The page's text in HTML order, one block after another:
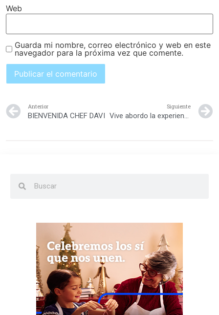
Web
Guarda mi nombre, correo electrónico y web en este
navegador para la próxima vez que comente.
Anterior
BIENVENIDA CHEF DAVI
Siguiente
Vive abordo la experiencia de un crucero con DOKI y Discovery Kids!!!